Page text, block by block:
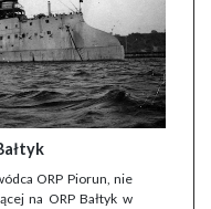
ORP Piorun, nie
na ORP Bałtyk w